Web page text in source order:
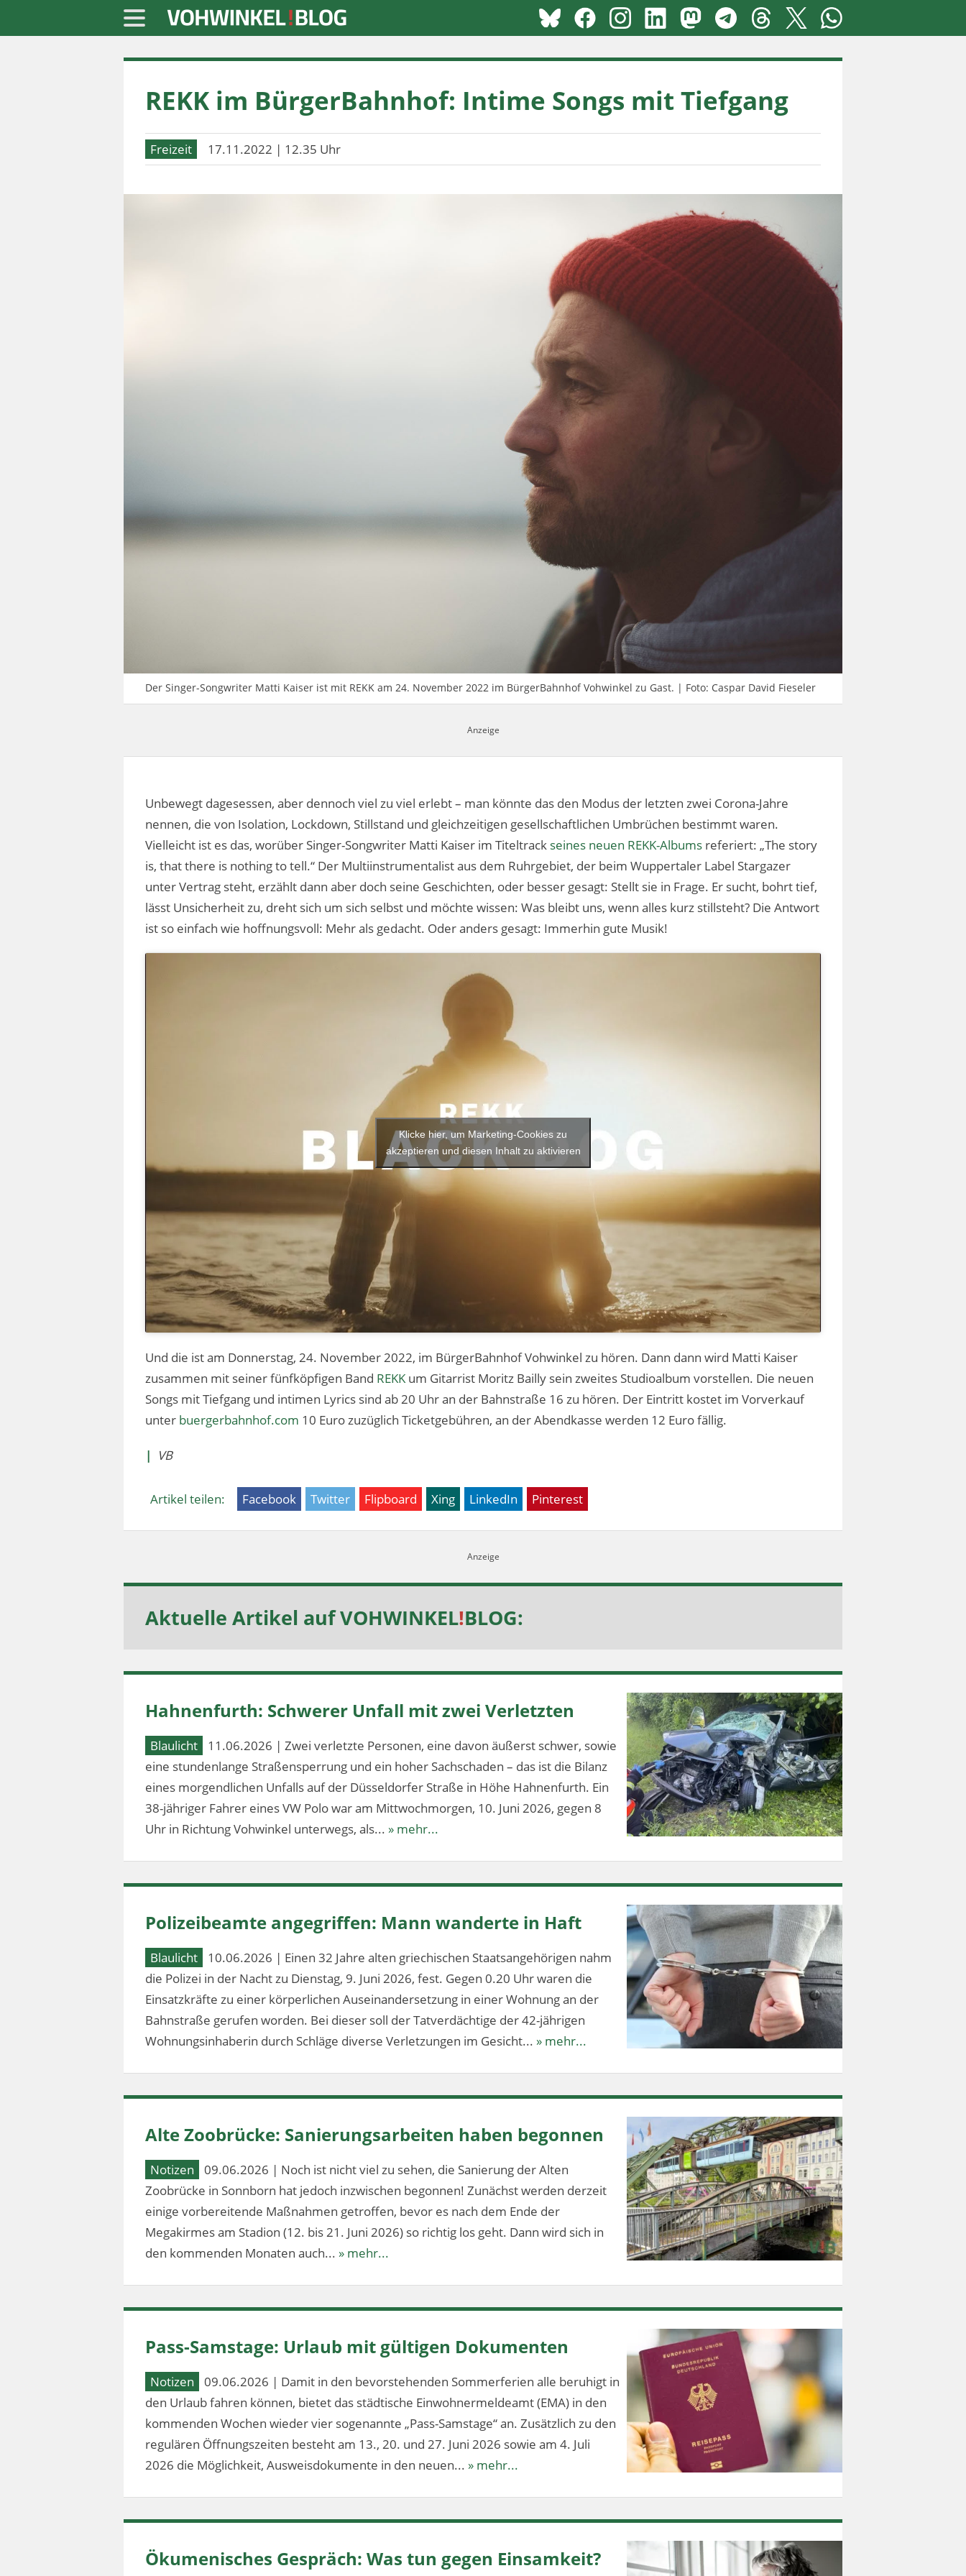
Startseite
» Blaulicht
» Notizen
REKK im BürgerBahnhof: Intime Songs mit Tiefgang
Freizeit 17.11.2022 | 12.35 Uhr
Der Singer-Songwriter Matti Kaiser ist mit REKK am 24. November 2022 im BürgerBahnhof Vohwinkel zu Gast. | Foto: Caspar David Fieseler
Unbewegt dagesessen, aber dennoch viel zu viel erlebt – man könnte das den Modus der letzten zwei Corona-Jahre
nennen, die von Isolation, Lockdown, Stillstand und gleichzeitigen gesellschaftlichen Umbrüchen bestimmt waren.
Vielleicht ist es das, worüber Sin­ger-Song­wri­ter Matti Kaiser im Titeltrack seines neuen REKK-Albums referiert: „The story
is, that there is nothing to tell.“ Der Multiinstrumentalist aus dem Ruhrgebiet, der beim Wuppertaler Label Stargazer
unter Vertrag steht, erzählt dann aber doch seine Geschichten, oder besser gesagt: Stellt sie in Frage. Er sucht, bohrt tief,
lässt Unsicherheit zu, dreht sich um sich selbst und möchte wissen: Was bleibt uns, wenn alles kurz stillsteht? Die Antwort
ist so einfach wie hoffnungsvoll: Mehr als gedacht. Oder anders gesagt: Immerhin gute Musik!
Klicke hier, um Marketing-Cookies zu
akzeptieren und diesen Inhalt zu aktivieren
Und die ist am Donnerstag, 24. November 2022, im BürgerBahnhof Vohwinkel zu hören. Dann dann wird Matti Kaiser
zusammen mit seiner fünfköpfigen Band REKKum Gitarrist Moritz Bailly sein zweites Studioalbum vorstellen. Die neuen
Songs mit Tiefgang und intimen Lyrics sind ab 20 Uhr an der Bahnstraße 16 zu hören. Der Eintritt kostet im Vorverkauf
unter buergerbahnhof.com 10 Euro zuzüglich Ticketgebühren, an der Abendkasse werden 12 Euro fällig.
| VB
Artikel teilen: Facebook Twitter Flipboard Xing LinkedIn Pinterest
Aktuelle Artikel aufVOHWINKEL!BLOG:
Hahnenfurth: Schwerer Unfall mit zwei Verletzten
Blaulicht
11.06.2026 | Zwei verletzte Personen, eine davon äußerst schwer, sowie
eine stundenlange Straßensperrung und ein hoher Sachschaden – das ist die Bilanz
eines morgendlichen Unfalls auf der Düsseldorfer Straße in Höhe Hahnenfurth. Ein
38-jähriger Fahrer eines VW Polo war am Mittwochmorgen, 10. Juni 2026, gegen 8
Uhr in Richtung Vohwinkel unterwegs, als... » mehr...
Polizeibeamte angegriffen: Mann wanderte in Haft
Blaulicht
10.06.2026 | Einen 32 Jahre alten griechischen Staatsangehörigen nahm
die Polizei in der Nacht zu Dienstag, 9. Juni 2026, fest. Gegen 0.20 Uhr waren die
Einsatzkräfte zu einer körperlichen Auseinandersetzung in einer Wohnung an der
Bahnstraße gerufen worden. Bei dieser soll der Tatverdächtige der 42-jährigen
Wohnungsinhaberin durch Schläge diverse Verletzungen im Gesicht... » mehr...
Alte Zoobrücke: Sanierungsarbeiten haben begonnen
Notizen
09.06.2026 | Noch ist nicht viel zu sehen, die Sanierung der Alten
Zoobrücke in Sonnborn hat jedoch inzwischen begonnen! Zunächst werden derzeit
einige vorbereitende Maßnahmen getroffen, bevor es nach dem Ende der
Megakirmes am Stadion (12. bis 21. Juni 2026) so richtig los geht. Dann wird sich in
den kommenden Monaten auch... » mehr...
Pass-Samstage: Urlaub mit gültigen Dokumenten
Notizen
09.06.2026 | Damit in den bevorstehenden Sommerferien alle beruhigt in
den Urlaub fahren können, bietet das städtische Einwohnermeldeamt (EMA) in den
kommenden Wochen wieder vier sogenannte „Pass-Samstage“ an. Zusätzlich zu den
regulären Öffnungszeiten besteht am 13., 20. und 27. Juni 2026 sowie am 4. Juli
2026 die Möglichkeit, Ausweisdokumente in den neuen... » mehr...
Ökumenisches Gespräch: Was tun gegen Einsamkeit?